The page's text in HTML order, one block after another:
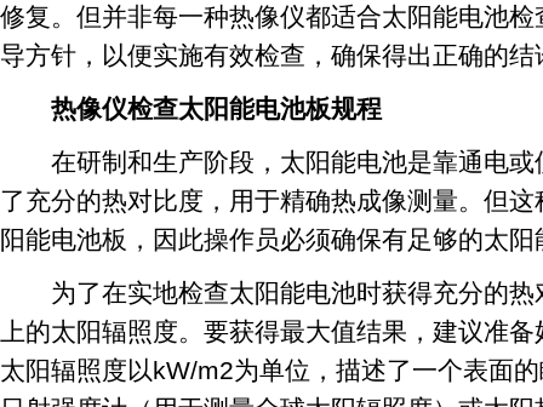
修复。但并非每一种热像仪都适合太阳能电池
导方针，以便实施有效检查，确保得出正确的结
热像仪检查太阳能电池板规程
在研制和生产阶段，太阳能电池是靠通电或
了充分的热对比度，用于精确热成像测量。但
阳能电池板，因此操作员必须确保有足够的太阳
为了在实地检查太阳能电池时获得充分的热
上的太阳辐照度。要获得最大值结果，建议准
太阳辐照度以kW/m2为单位，描述了一个表面